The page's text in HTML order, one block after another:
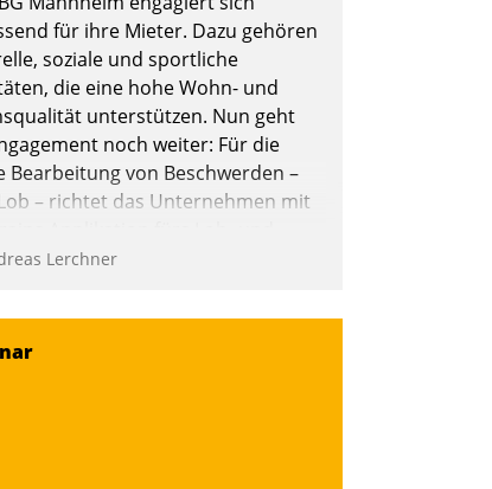
für ihre Mieter. Dazu gehören
soziale und sportliche
die eine hohe Wohn- und
unterstützen. Nun geht
noch weiter: Für die
Bearbeitung von Beschwerden –
– richtet das Unternehmen mit
Management einen eigenen
Lerchner